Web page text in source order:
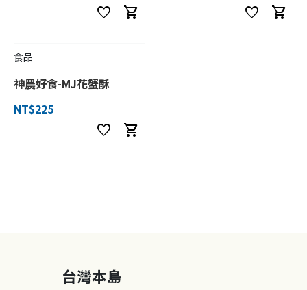
favorite shopping_cart favorite shopping_cart
食品
神農好食-MJ花蟹酥
NT$225
favorite shopping_cart
台灣本島